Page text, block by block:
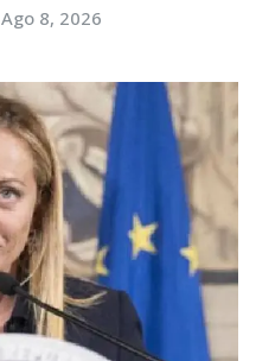
Ago 8, 2026